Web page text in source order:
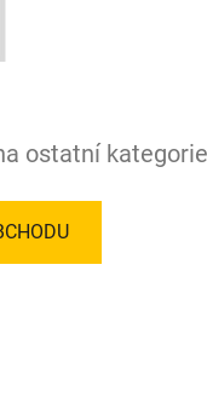
ostatní